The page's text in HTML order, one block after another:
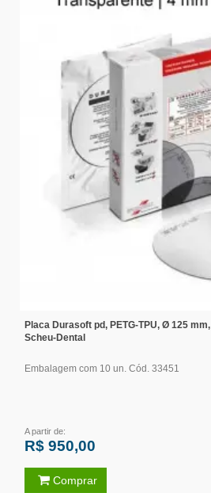
Placa Durasoft pd, PETG-TPU, Ø 125
Scheu-Dental
Embalagem com 10 un. Cód. 33451
A partir de:
R$ 950,00
Comprar